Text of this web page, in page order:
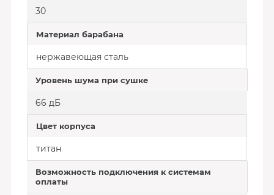
30
Материал барабана
нержавеющая сталь
Уровень шума при сушке
66 дБ
Цвет корпуса
титан
Возможность подключения к системам
оплаты